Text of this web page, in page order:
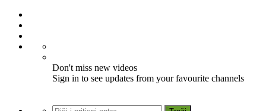
Don't miss new videos
Sign in to see updates from your favourite channels